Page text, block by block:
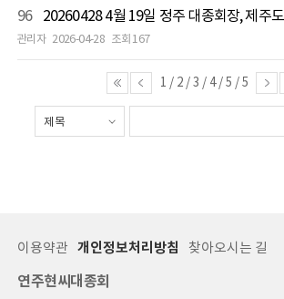
96 20260428 4월 19일 정주 대종회장, 제주도친족회
관리자 2026-04-28 조회 167
1 / 2 /3 / 4/5 /5
이용약관 개인정보처리방침 찾아오시는 길
연주현씨대종회